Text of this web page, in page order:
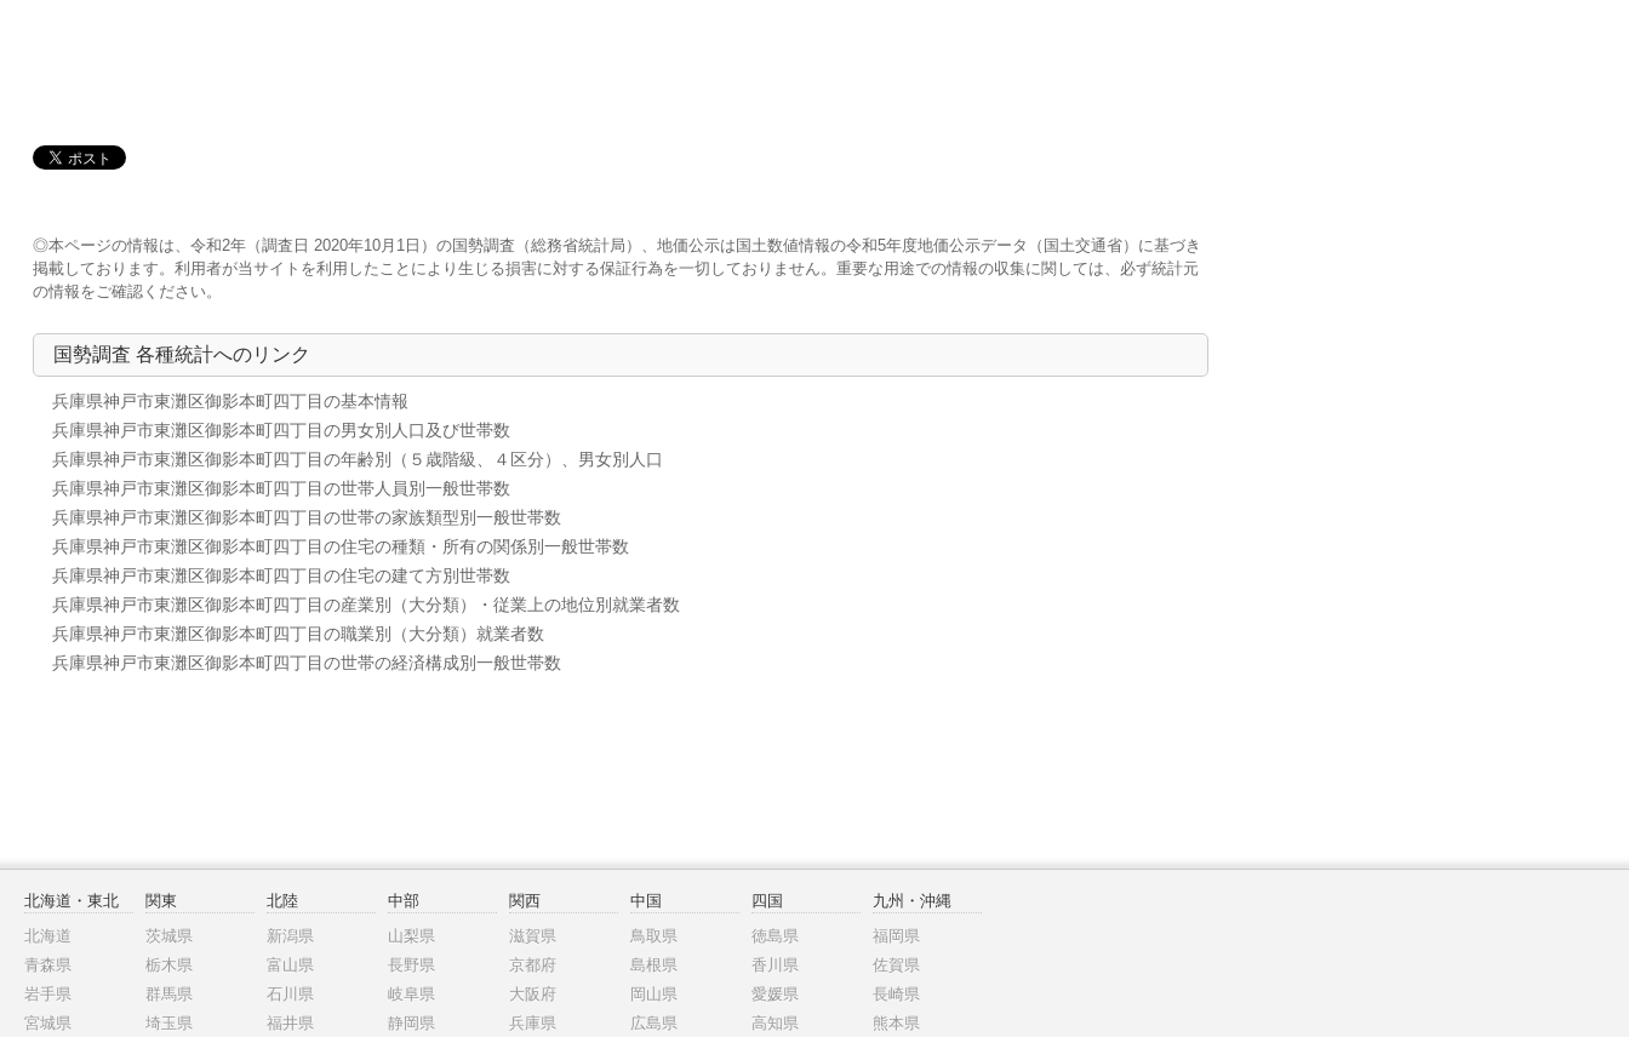
◎本ページの情報は、令和2年（調査日 2020年10月1日）の国勢調査（総務省統計局）、地価公示は国土数値情報の令和5年度地価公示データ（国土交通省）に基づき
掲載しております。利用者が当サイトを利用したことにより生じる損害に対する保証行為を一切しておりません。重要な用途での情報の収集に関しては、必ず統計元
の情報をご確認ください。
国勢調査 各種統計へのリンク
兵庫県神戸市東灘区御影本町四丁目の基本情報
兵庫県神戸市東灘区御影本町四丁目の男女別人口及び世帯数
兵庫県神戸市東灘区御影本町四丁目の年齢別（５歳階級、４区分）、男女別人口
兵庫県神戸市東灘区御影本町四丁目の世帯人員別一般世帯数
兵庫県神戸市東灘区御影本町四丁目の世帯の家族類型別一般世帯数
兵庫県神戸市東灘区御影本町四丁目の住宅の種類・所有の関係別一般世帯数
兵庫県神戸市東灘区御影本町四丁目の住宅の建て方別世帯数
兵庫県神戸市東灘区御影本町四丁目の産業別（大分類）・従業上の地位別就業者数
兵庫県神戸市東灘区御影本町四丁目の職業別（大分類）就業者数
兵庫県神戸市東灘区御影本町四丁目の世帯の経済構成別一般世帯数
北海道・東北
北海道
青森県
岩手県
宮城県
関東
茨城県
栃木県
群馬県
埼玉県
北陸
新潟県
富山県
石川県
福井県
中部
山梨県
長野県
岐阜県
静岡県
関西
滋賀県
京都府
大阪府
兵庫県
中国
鳥取県
島根県
岡山県
広島県
四国
徳島県
香川県
愛媛県
高知県
九州・沖縄
福岡県
佐賀県
長崎県
熊本県